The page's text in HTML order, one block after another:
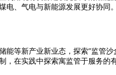
、气电与新能源发展更好协
等新产业新业态，探索“监管
在实践中探索寓监管于服务的